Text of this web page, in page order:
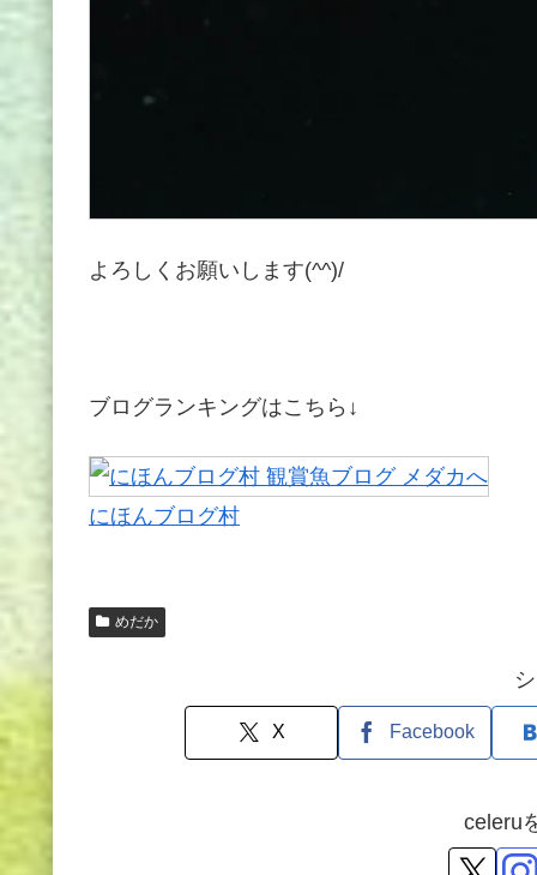
よろしくお願いします(^^)/
ブログランキングはこちら↓
にほんブログ村
めだか
X Facebook
celeru